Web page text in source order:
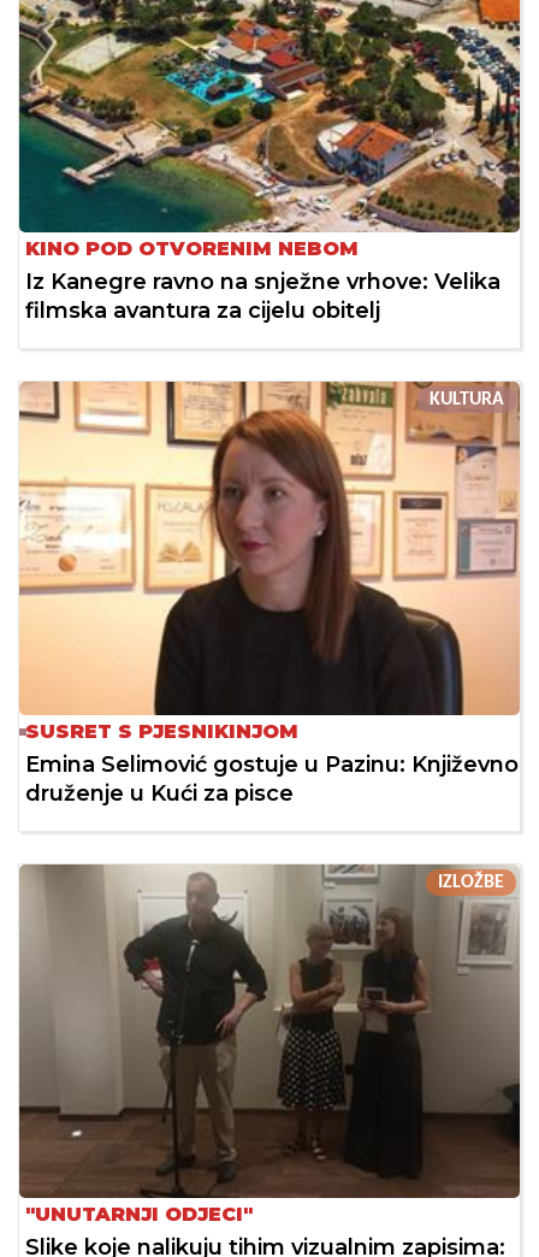
KINO POD OTVORENIM NEBOM
Iz Kanegre ravno na snježne vrhove: Velika
filmska avantura za cijelu obitelj
KULTURA
SUSRET S PJESNIKINJOM
Emina Selimović gostuje u Pazinu: Književno
druženje u Kući za pisce
IZLOŽBE
"UNUTARNJI ODJECI"
Slike koje nalikuju tihim vizualnim zapisima: